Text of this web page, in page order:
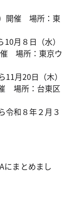
開催 場所：東
月８日（水）
場所：東京ウ
月20日（木）
場所：台東区
令和８年２月３
にまとめまし